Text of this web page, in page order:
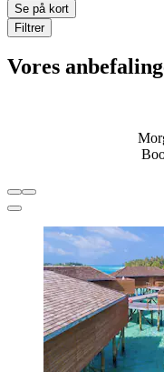
Se på kort
Filtrer
Vores